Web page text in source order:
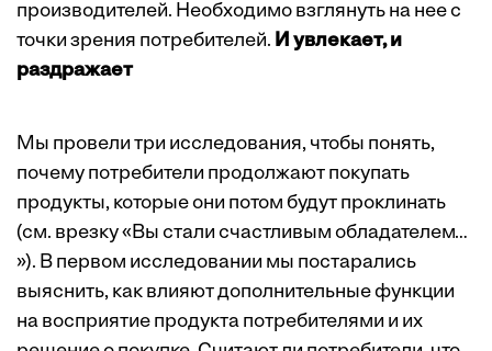
производителей. Необходимо взглянуть на нее с
точки зрения потребителей. И увлекает, и
раздражает
Мы провели три исследования, чтобы понять,
почему потребители продолжают покупать
продукты, которые они потом будут проклинать
(см. врезку «Вы стали счастливым обладателем…
»). В первом исследовании мы постарались
выяснить, как влияют дополнительные функции
на восприятие продукта потребителями и их